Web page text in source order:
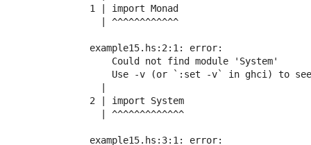
1 | import Monad
  | ^^^^^^^^^^^^
example15.hs:2:1: error:
    Could not find module 'System'
Use -v (or `:set -v` in ghci) to
2 | import System
  | ^^^^^^^^^^^^^
example15.hs:3:1: error: